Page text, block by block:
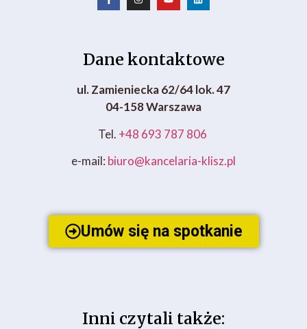
Dane kontaktowe
ul. Zamieniecka 62/64 lok. 47
04-158 Warszawa
Tel. +48 693 787 806
e-mail: biuro@kancelaria-klisz.pl
Umów się na spotkanie
Inni czytali także: